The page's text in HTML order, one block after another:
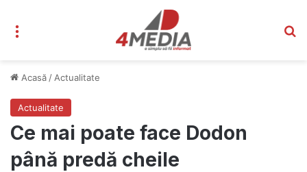
Acasă / Actualitate
Actualitate
Ce mai poate face Dodon
până predă cheile